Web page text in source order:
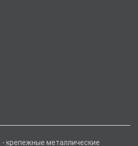
крепежные металлические